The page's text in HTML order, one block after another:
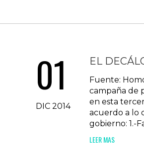
01
DIC 2014
EL
Fuente:
campaña de
en esta
acuerdo a lo
gobierno: 1.-
LEER MAS